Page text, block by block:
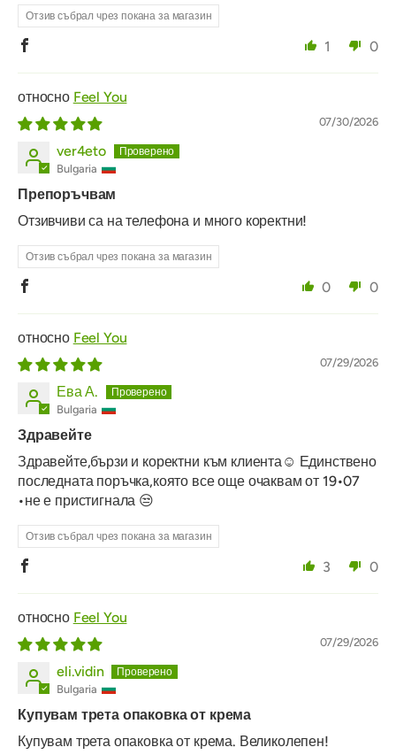
Отзив събрал чрез покана за магазин
1 0
Feel You
07/30/2026
ver4eto
Bulgaria
Препоръчвам
Отзивчиви са на телефона и много коректни!
Отзив събрал чрез покана за магазин
0 0
Feel You
07/29/2026
Ева А.
Bulgaria
Здравейте
Здравейте,бързи и коректни към клиента☺️ Единствено
последната поръчка,която все още очаквам от 19•07
•не е пристигнала 😒
Отзив събрал чрез покана за магазин
3 0
Feel You
07/29/2026
eli.vidin
Bulgaria
Купувам трета опаковка от крема
Купувам трета опаковка от крема. Великолепен!